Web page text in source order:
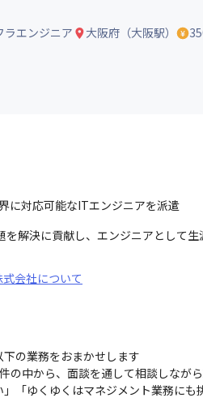
ラエンジニア 大阪府（大阪駅）
に対応可能なITエンジニアを派遣
解決に貢献し、エンジニアとして
会社について
の業務をおまかせします
の中から、面談を通して相談しな
」「ゆくゆくはマネジメント業務に